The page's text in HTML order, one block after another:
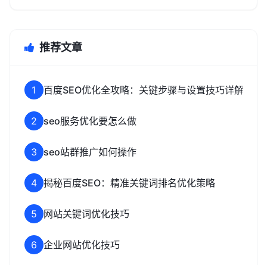
推荐文章
1 百度SEO优化全攻略：关键步骤与设置技巧详解
2 seo服务优化要怎么做
3 seo站群推广如何操作
4 揭秘百度SEO：精准关键词排名优化策略
5 网站关键词优化技巧
6 企业网站优化技巧